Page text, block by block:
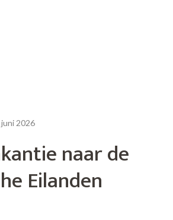
juni 2026
naar de
Eilanden